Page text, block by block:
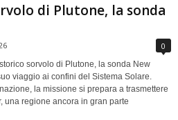
di Plutone, la sonda
0
sorvolo di Plutone, la sonda New
viaggio ai confini del Sistema Solare.
la missione si prepara a trasmettere
una regione ancora in gran parte